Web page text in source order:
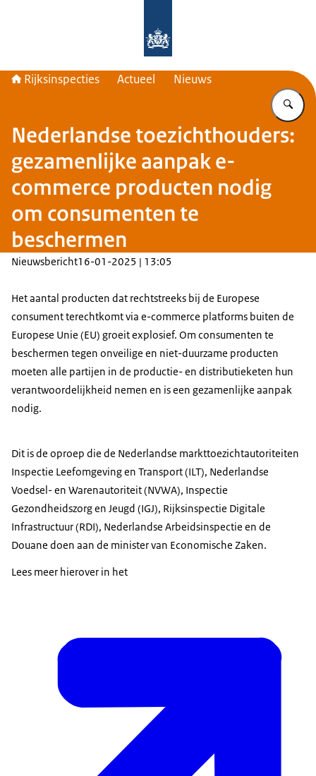
Rijksinspecties Actueel Nieuws
Nederlandse toezichthouders:
gezamenlijke aanpak e-
commerce producten nodig
om consumenten te
beschermen
Nieuwsbericht16-01-2025 | 13:05
Het aantal producten dat rechtstreeks bij de Europese
consument terechtkomt via e-commerce platforms buiten de
Europese Unie (EU) groeit explosief. Om consumenten te
beschermen tegen onveilige en niet-duurzame producten
moeten alle partijen in de productie- en distributieketen hun
verantwoordelijkheid nemen en is een gezamenlijke aanpak
nodig.
Dit is de oproep die de Nederlandse markttoezichtautoriteiten
Inspectie Leefomgeving en Transport (ILT), Nederlandse
Voedsel- en Warenautoriteit (NVWA), Inspectie
Gezondheidszorg en Jeugd (IGJ), Rijksinspectie Digitale
Infrastructuur (RDI), Nederlandse Arbeidsinspectie en de
Douane doen aan de minister van Economische Zaken.
Lees meer hierover in het